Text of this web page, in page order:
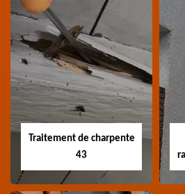
Devis nettoyage de
toiture 43
Devis nettoyage de
toiture 43 Haute-Loire
Traitement de charpente
43